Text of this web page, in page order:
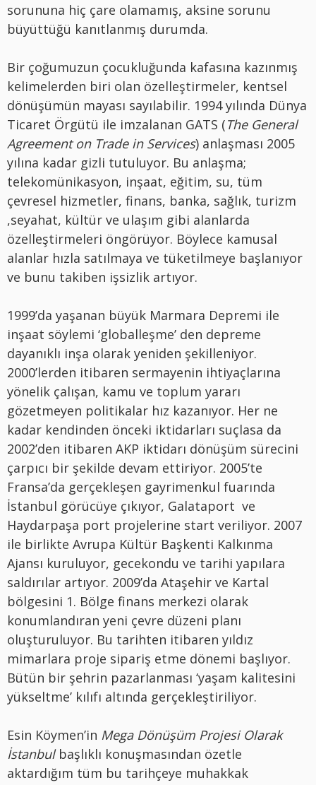
sorununa hiç çare olamamış, aksine sorunu
büyüttüğü kanıtlanmış durumda.
Bir çoğumuzun çocukluğunda kafasına kazınmış
kelimelerden biri olan özelleştirmeler, kentsel
dönüşümün mayası sayılabilir. 1994 yılında Dünya
Ticaret Örgütü ile imzalanan GATS (The General
Agreement on Trade in Services) anlaşması 2005
yılına kadar gizli tutuluyor. Bu anlaşma;
telekomünikasyon, inşaat, eğitim, su, tüm
çevresel hizmetler, finans, banka, sağlık, turizm
,seyahat, kültür ve ulaşım gibi alanlarda
özelleştirmeleri öngörüyor. Böylece kamusal
alanlar hızla satılmaya ve tüketilmeye başlanıyor
ve bunu takiben işsizlik artıyor.
1999’da yaşanan büyük Marmara Depremi ile
inşaat söylemi ‘globalleşme’ den depreme
dayanıklı inşa olarak yeniden şekilleniyor.
2000’lerden itibaren sermayenin ihtiyaçlarına
yönelik çalışan, kamu ve toplum yararı
gözetmeyen politikalar hız kazanıyor. Her ne
kadar kendinden önceki iktidarları suçlasa da
2002’den itibaren AKP iktidarı dönüşüm sürecini
çarpıcı bir şekilde devam ettiriyor. 2005’te
Fransa’da gerçekleşen gayrimenkul fuarında
İstanbul görücüye çıkıyor, Galataport ve
Haydarpaşa port projelerine start veriliyor. 2007
ile birlikte Avrupa Kültür Başkenti Kalkınma
Ajansı kuruluyor, gecekondu ve tarihi yapılara
saldırılar artıyor. 2009’da Ataşehir ve Kartal
bölgesini 1. Bölge finans merkezi olarak
konumlandıran yeni çevre düzeni planı
oluşturuluyor. Bu tarihten itibaren yıldız
mimarlara proje sipariş etme dönemi başlıyor.
Bütün bir şehrin pazarlanması ‘yaşam kalitesini
yükseltme’ kılıfı altında gerçekleştiriliyor.
Esin Köymen’in Mega Dönüşüm Projesi Olarak
İstanbulbaşlıklı konuşmasından özetle
aktardığım tüm bu tarihçeye muhakkak